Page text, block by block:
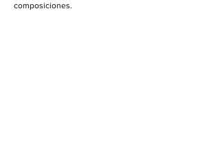
composiciones.